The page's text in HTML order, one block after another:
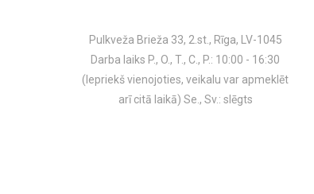
Pulkveža Brieža 33, 2.st., Rīga, LV-1045
Darba laiks P., O., T., C., P.: 10:00 - 16:30
(Iepriekš vienojoties, veikalu var apmeklēt
arī citā laikā) Se., Sv.: slēgts